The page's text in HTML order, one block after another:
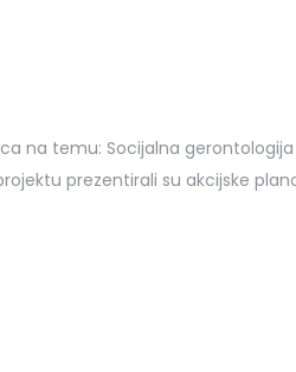
na temu: Socijalna
prezentirali su akcijske